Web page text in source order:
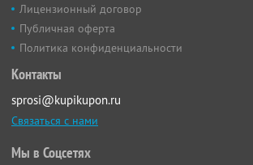
Лицензионный договор
Публичная оферта
Политика конфиденциальности
Контакты
sprosi@kupikupon.ru
Связаться с нами
Мы в Соцсетях